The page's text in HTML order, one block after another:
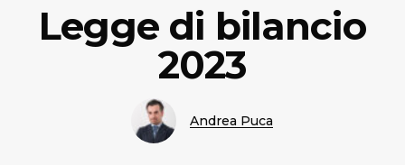
Legge di bilancio
2023
Andrea Puca